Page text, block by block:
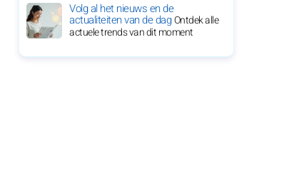
Volg al het nieuws en de
actualiteiten van de dagOntdek alle
actuele trends van dit moment